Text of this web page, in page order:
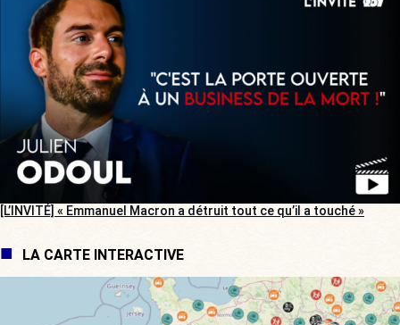
[L’INVITÉ] « Emmanuel Macron a détruit tout ce qu’il a touché »
LA CARTE INTERACTIVE